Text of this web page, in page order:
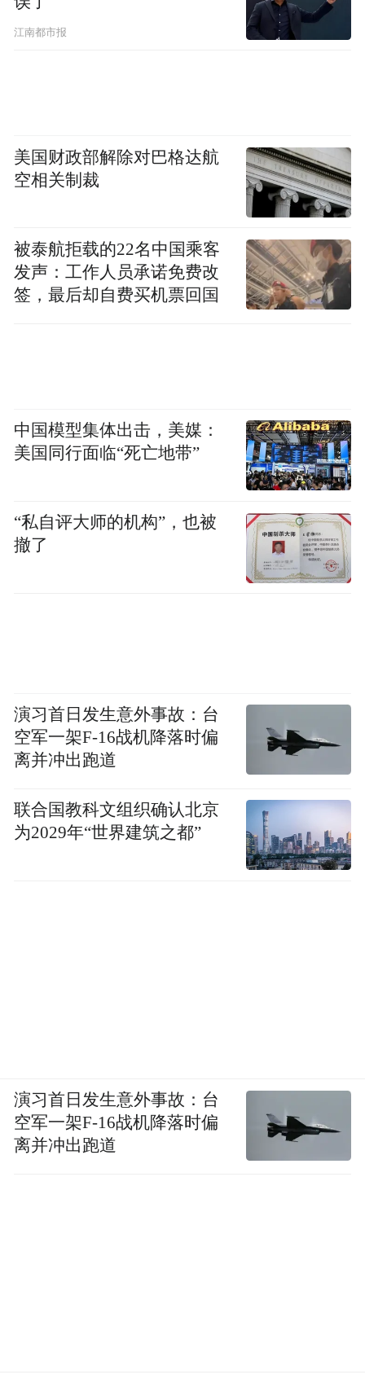
江南都市报
美国财政部解除对巴格达航
空相关制裁
被泰航拒载的22名中国乘客
发声：工作人员承诺免费改
签，最后却自费买机票回国
中国模型集体出击，美媒：
美国同行面临“死亡地带”
“私自评大师的机构”，也被
撤了
演习首日发生意外事故：台
空军一架F-16战机降落时偏
离并冲出跑道
联合国教科文组织确认北京
为2029年“世界建筑之都”
演习首日发生意外事故：台
空军一架F-16战机降落时偏
离并冲出跑道